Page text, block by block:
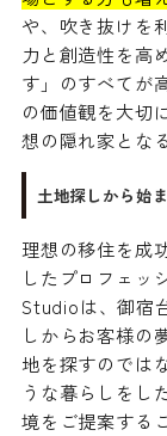
や、吹き抜けを
力と創造性を高
す」のすべてが
の価値観を大切
想の隠れ家とな
土地探しから始
理想の移住を成
したプロフェッ
Studioは、御宿
しからお客様の
地を探すのでは
うな暮らしをし
境をご提案する